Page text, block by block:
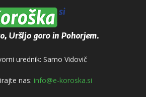
urednik: Samo Vidovič
nas: info@e-koroska.si